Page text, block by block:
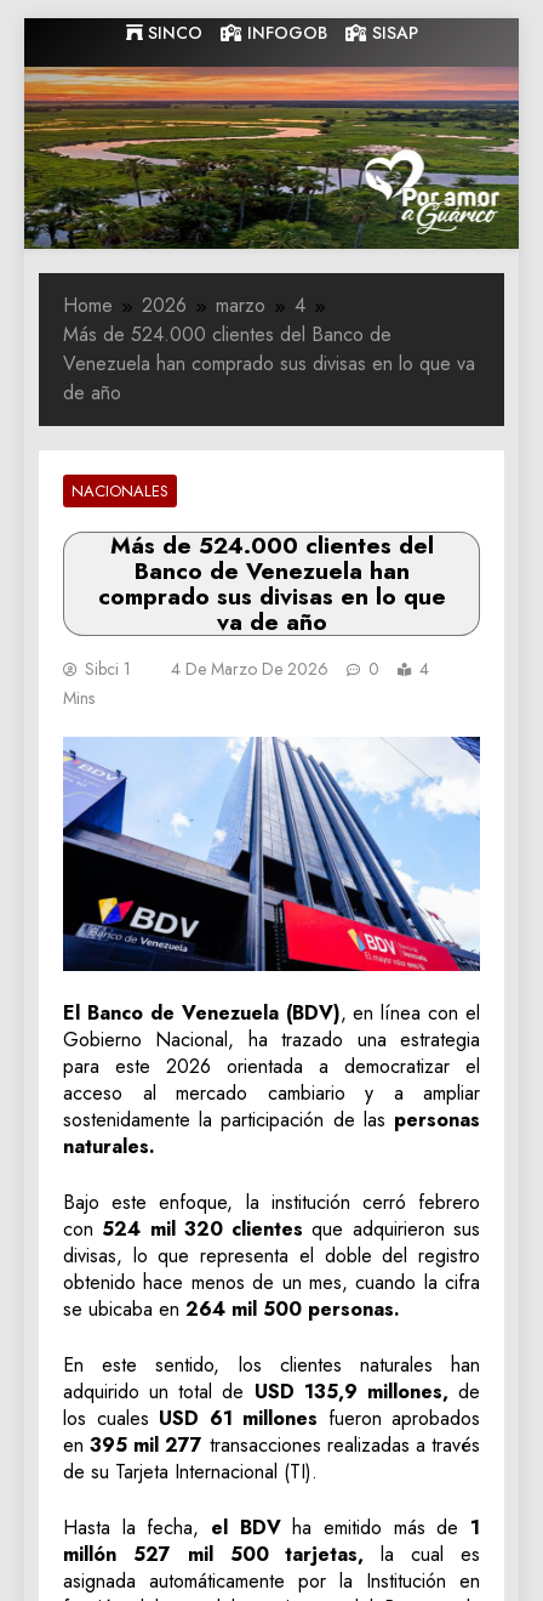
to
content
SINCO INFOGOB SISAP
Gobernacion
de Guarico
Gobernacion de Guarico
Home 2026 marzo
4
Más de 524.000 clientes del Banco de
Venezuela han comprado sus divisas en lo que va
de año
NACIONALES
Más de 524.000 clientes del
Banco de Venezuela han
comprado sus divisas en lo que
va de año
Sibci 1 4 De Marzo De 2026 0
4
Mins
El Banco de Venezuela (BDV), en línea con el
Gobierno Nacional, ha trazado una estrategia
para este 2026 orientada a democratizar el
acceso al mercado cambiario y a ampliar
sostenidamente la participación de las personas
naturales.
Bajo este enfoque, la institución cerró febrero
con 524 mil 320 clientes que adquirieron sus
divisas, lo que representa el doble del registro
obtenido hace menos de un mes, cuando la cifra
se ubicaba en 264 mil 500 personas.
En este sentido, los clientes naturales han
adquirido un total de USD 135,9 millones,de
los cuales USD 61 millones fueron aprobados
en395 mil 277 transacciones realizadas a través
de su Tarjeta Internacional (TI).
Hasta la fecha, el BDVha emitido más de 1
millón 527 mil 500 tarjetas, la cual es
asignada automáticamente por la Institución en